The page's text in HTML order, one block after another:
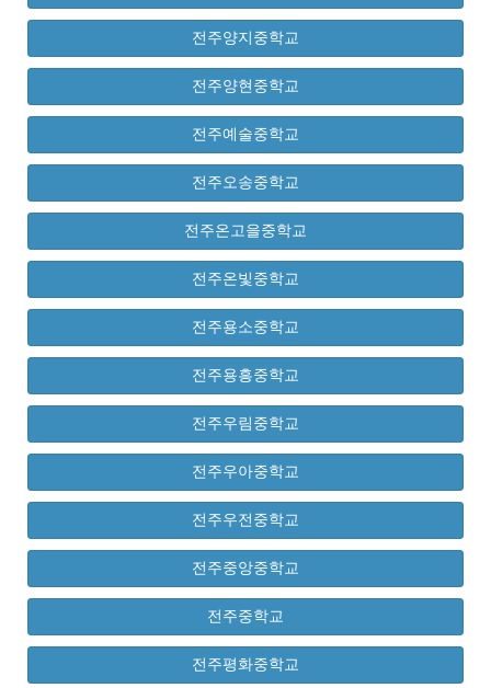
전주양지중학교
전주양현중학교
전주예술중학교
전주오송중학교
전주온고을중학교
전주온빛중학교
전주용소중학교
전주용흥중학교
전주우림중학교
전주우아중학교
전주우전중학교
전주중앙중학교
전주중학교
전주평화중학교